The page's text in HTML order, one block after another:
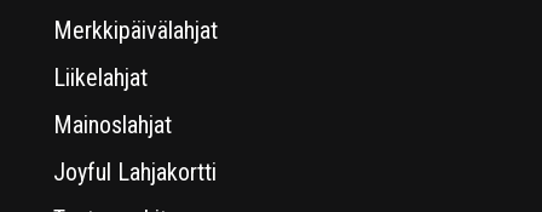
Merkkipäivälahjat
Liikelahjat
Mainoslahjat
Joyful Lahjakortti